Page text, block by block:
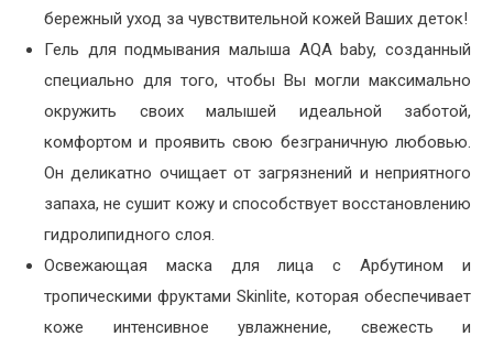
бережный уход за чувствительной кожей Ваших деток!
Гель для подмывания малыша AQA baby, созданный
специально для того, чтобы Вы могли максимально
окружить своих малышей идеальной заботой,
комфортом и проявить свою безграничную любовью.
Он деликатно очищает от загрязнений и неприятного
запаха, не сушит кожу и способствует восстановлению
гидролипидного слоя.
Освежающая маска для лица с Арбутином и
тропическими фруктами Skinlite, которая обеспечивает
коже интенсивное увлажнение, свежесть и